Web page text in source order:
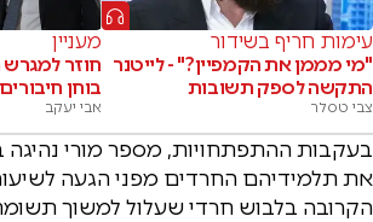
עימות חריף בשידור
"מי מממן את הקמפיין?" - לייטנר
התקשה לספק תשובות
צבי טסלר
מעניין
חוזר למגרש
בוחן חיבורים
אבי יעקב
בעקבות ההתפתחויות, מספר מורי נהיגה
את תלמידיהם החרדים מפני הגעה
הקרובה בלבוש חרדי שעלול למשוך